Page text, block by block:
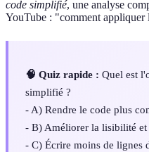
code simplifié, une analyse
YouTube : "comment
🧠 Quiz rapide : Quel est
simplifié ?
- A) Rendre le code plus
- B) Améliorer la lisibilité et
- C) Écrire moins de lignes